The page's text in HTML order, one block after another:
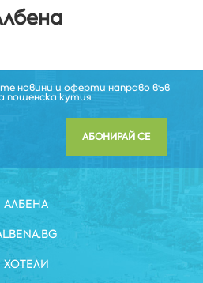
новини и оферти направо във
пощенска кутия
АБОНИРАЙ СЕ
АЛБЕНА
ХОТЕЛИ